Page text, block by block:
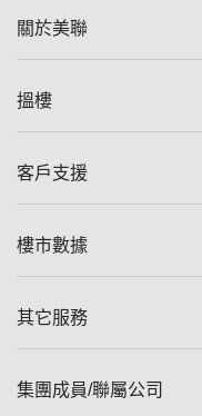
關於美聯
美聯集團
人才招募
搵樓
一手新盤
減價
美聯豪宅
獨家樓盤
租盤
客戶支援
自助放盤
查詢熱線
按揭計算機
樓市數據
樓價指數
歷史成交
其它服務
屋苑專頁
集團成員/聯屬公司